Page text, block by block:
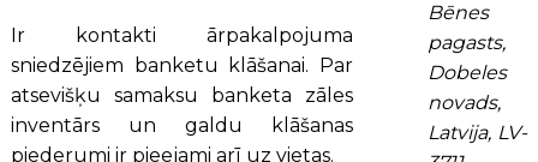
Bēnes
pagasts,
Dobeles
novads,
Latvija, LV-
Ir kontakti ārpakalpojuma
sniedzējiem banketu klāšanai. Par
atsevišķu samaksu banketa zāles
inventārs un galdu klāšanas
piederumi ir pieejami arī uz vietas.